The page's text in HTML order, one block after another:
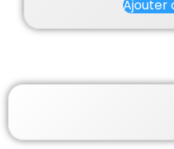
Ajouter